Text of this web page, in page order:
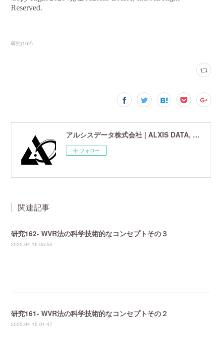
研究(162)
アルシスデータ株式会社 | ALXIS DATA, Inc. | 世界最先端の画像鮮鋭化技術研究開発企業
フォロー
関連記事
研究162- WVR法の科学技術的なコンセプトその３
2025.04.16 05:50
研究161- WVR法の科学技術的なコンセプトその２
2025.04.15 01:47